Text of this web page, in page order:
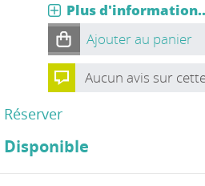
Plus
Ajouter au panier
Aucun avis sur
Réserver
Disponible